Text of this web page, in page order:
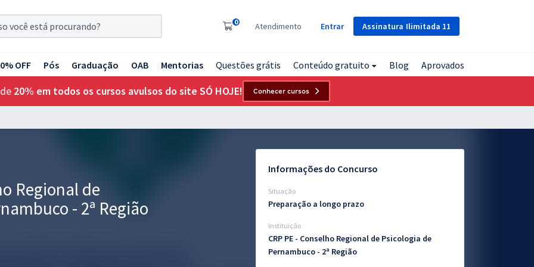
Assinatura Ilimitada 11
0 Atendimento Entrar
OFF Pós Graduação OAB Mentorias Questões grátis Conteúdo gratuito Blog Aprovados
20% em todos os cursos avulsos do site SÓ HOJE! Conhecer cursos
Regional de
- 2ª Região
Informações do Concurso
Situação
Preparação a longo prazo
Instituição
CRP PE - Conselho Regional de Psicologia de
Pernambuco - 2ª Região